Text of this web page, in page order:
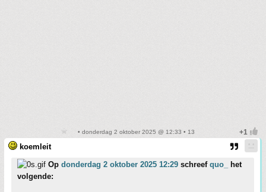
• donderdag 2 oktober 2025 @ 12:33 • 13
koemleit
Op donderdag 2 oktober 2025 12:29 schreef quo_
het
volgende: